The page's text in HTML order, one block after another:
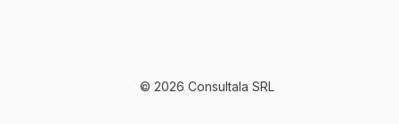
© 2026 Consultala SRL